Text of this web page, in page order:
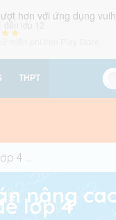
hơn với ứng dụng
đến lớp 12
THPT
4
nâng
lớp 4